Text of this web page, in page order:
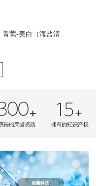
青蒿-美白（海盐清柠檬香型）
创新科技